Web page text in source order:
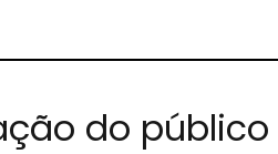
do público